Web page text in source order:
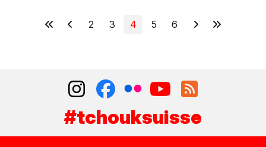
2 3 4 5 6
#tchouksuisse